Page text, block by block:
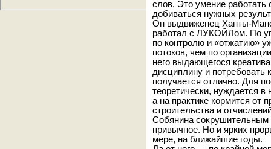
слов. Это умение
добиваться нужных
Он выдвиженец Ханты-
работал с ЛУКОЙЛом. По
по контролю и «отжатию»
потоков, чем по
него выдающегося
дисциплину и потребовать
получается отлично. Для
теоретически, нуждается
а на практике кормится от
строительства и
Собянина
привычное. Но и ярких
мере, на ближайшие годы.